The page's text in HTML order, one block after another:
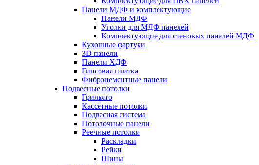
Панели МДФ и комплектующие
Панели МДФ
Уголки для МДФ панелей
Комплектующие для стеновых панелей МДФ
Кухонные фартуки
3D панели
Панели ХДФ
Гипсовая плитка
Фиброцементные панели
Подвесные потолки
Грильято
Кассетные потолки
Подвесная система
Потолочные панели
Реечные потолки
Раскладки
Рейки
Шины